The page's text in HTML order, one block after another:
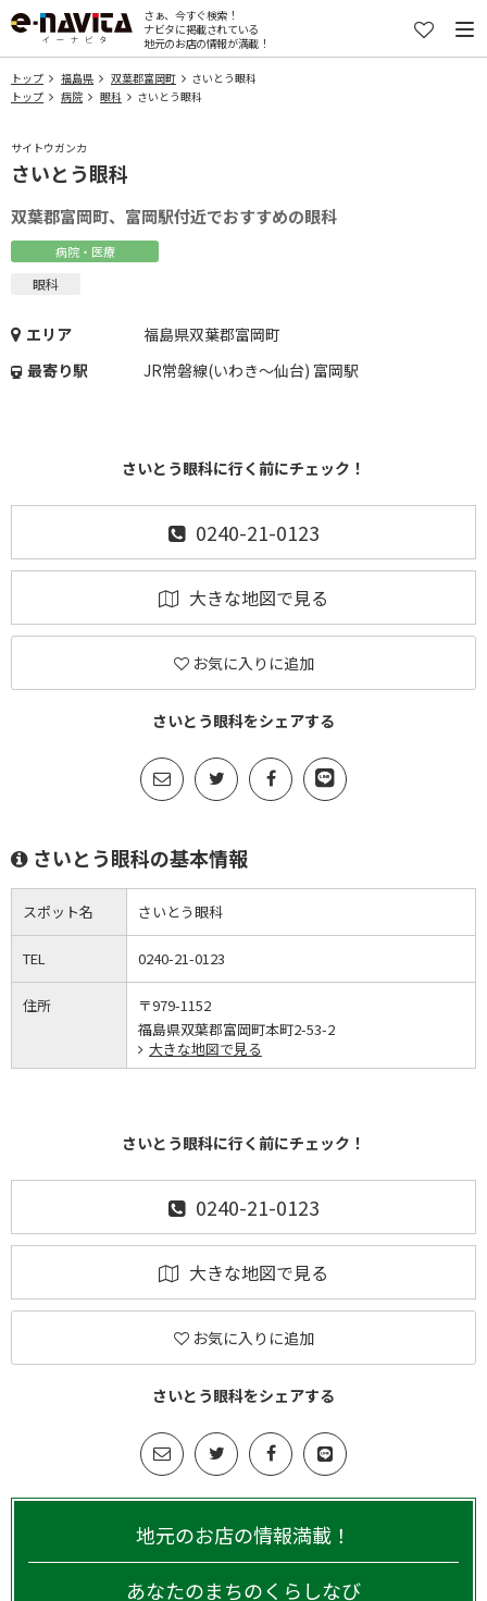
さぁ、今すぐ検索！
ナビタに掲載されている
地元のお店の情報が満載！
トップ 福島県 双葉郡富岡町
さいとう眼科
トップ
病院 眼科 さいとう眼科
サイトウガンカ
さいとう眼科
双葉郡富岡町、富岡駅付近でおすすめの眼科
病院・医療
眼科
エリア
福島県双葉郡富岡町
最寄り駅
JR常磐線(いわき～仙台) 富岡駅
さいとう眼科に行く前にチェック！
0240-21-0123
大きな地図で見る
お気に入りに追加
さいとう眼科をシェアする
さいとう眼科の基本情報
スポット名 さいとう眼科
TEL 0240-21-0123
住所
〒979-1152
福島県双葉郡富岡町本町2-53-2
大きな地図で見る
さいとう眼科に行く前にチェック！
0240-21-0123
大きな地図で見る
お気に入りに追加
さいとう眼科をシェアする
地元のお店の情報満載！
あなたのまちのくらしなび